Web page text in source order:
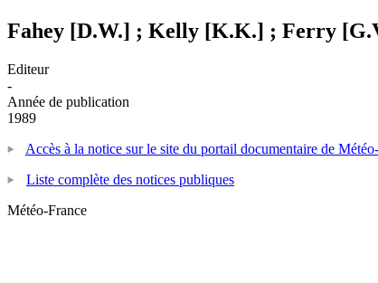
Fahey [D.W.] ; Kelly [K.K.] ; Ferry
Editeur
-
Année de publication
1989
Accès à la notice sur le site du portail documentaire de
Liste complète des notices publiques
Météo-France